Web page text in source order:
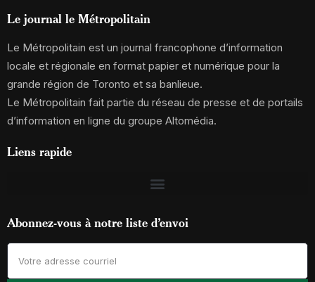
Le journal le Métropolitain
Le Métropolitain est un journal francophone d’information
locale et régionale en format papier et numérique pour la
grande région de Toronto et sa banlieue.
Le Métropolitain fait partie du réseau de presse et de portails
d’information en ligne du groupe Altomédia.
Liens rapide
Abonnez-vous à notre liste d’envoi